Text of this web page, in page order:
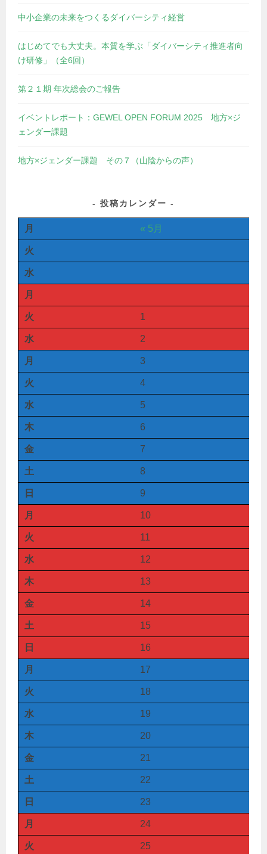
中小企業の未来をつくるダイバーシティ経営
はじめてでも大丈夫。本質を学ぶ「ダイバーシティ推進者向
け研修」（全6回）
第２１期 年次総会のご報告
イベントレポート：GEWEL OPEN FORUM 2025 地方×ジ
ェンダー課題
地方×ジェンダー課題 その７（山陰からの声）
投稿カレンダー
月 « 5月
火
水
月
火 1
水 2
月 3
火 4
水 5
木 6
金 7
土 8
日 9
月 10
火 11
水 12
木 13
金 14
土 15
日 16
月 17
火 18
水 19
木 20
金 21
土 22
日 23
月 24
火 25